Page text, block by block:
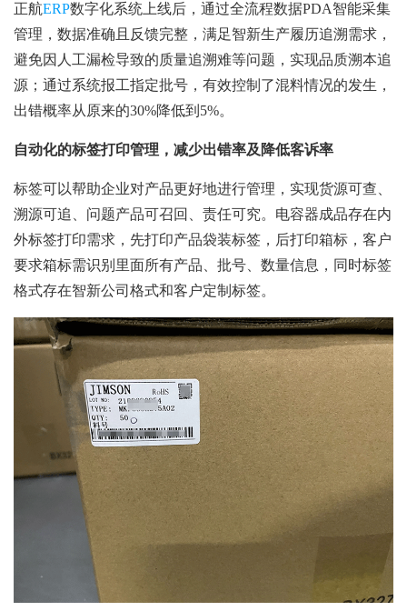
正航ERP数字化系统上线后，通过全流程数据PDA智能采集
管理，数据准确且反馈完整，满足智新生产履历追溯需求，
避免因人工漏检导致的质量追溯难等问题，实现品质溯本追
源；通过系统报工指定批号，有效控制了混料情况的发生，
出错概率从原来的30%降低到5%。
自动化的标签打印管理，减少出错率及降低客诉率
标签可以帮助企业对产品更好地进行管理，实现货源可查、
溯源可追、问题产品可召回、责任可究。电容器成品存在内
外标签打印需求，先打印产品袋装标签，后打印箱标，客户
要求箱标需识别里面所有产品、批号、数量信息，同时标签
格式存在智新公司格式和客户定制标签。